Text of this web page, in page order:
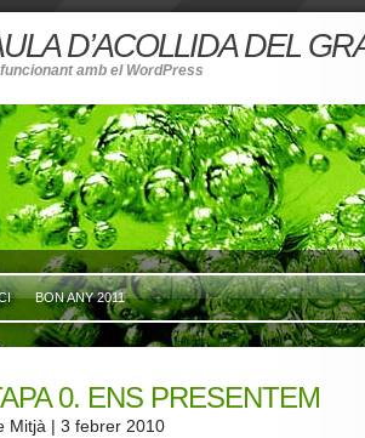
D’ACOLLIDA DEL
amb el WordPress
BON ANY 2011
0. ENS PRESENTEM
Mitjà | 3 febrer 2010